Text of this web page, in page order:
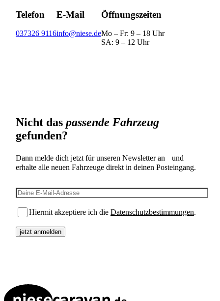
Telefon
037326 9116
E-Mail
info@niese.de
Öffnungszeiten
Mo – Fr: 9 – 18 Uhr
SA: 9 – 12 Uhr
Nicht das passende Fahrzeug
gefunden?
Dann melde dich jetzt für unseren Newsletter an und
erhalte alle neuen Fahrzeuge direkt in deinen Posteingang.
E-Mail-Adresse
Hiermit akzeptiere ich die Datenschutzbestimmungen.